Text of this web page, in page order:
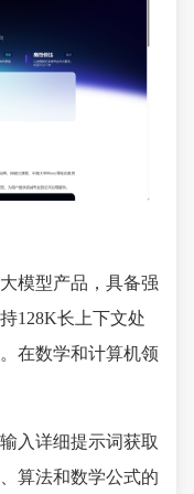
模型产品，具备强
128K长上下文处
在数学和计算机领
入详细提示词获取
算法和数学公式的